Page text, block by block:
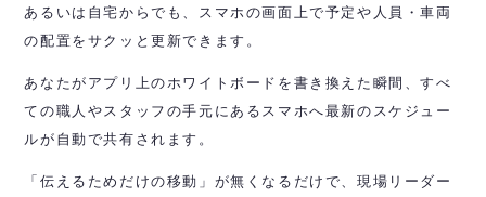
あるいは自宅からでも、スマホの画面上で予定や人員・車両
の配置をサクッと更新できます。
あなたがアプリ上のホワイトボードを書き換えた瞬間、すべ
ての職人やスタッフの手元にあるスマホへ最新のスケジュー
ルが自動で共有されます。
「伝えるためだけの移動」が無くなるだけで、現場リーダー